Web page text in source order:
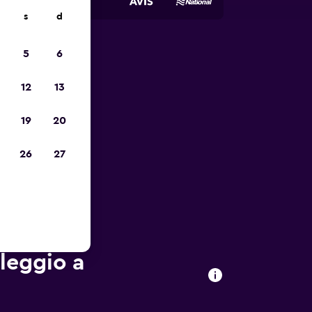
a
s d
5 6
12 13
19 20
26 27